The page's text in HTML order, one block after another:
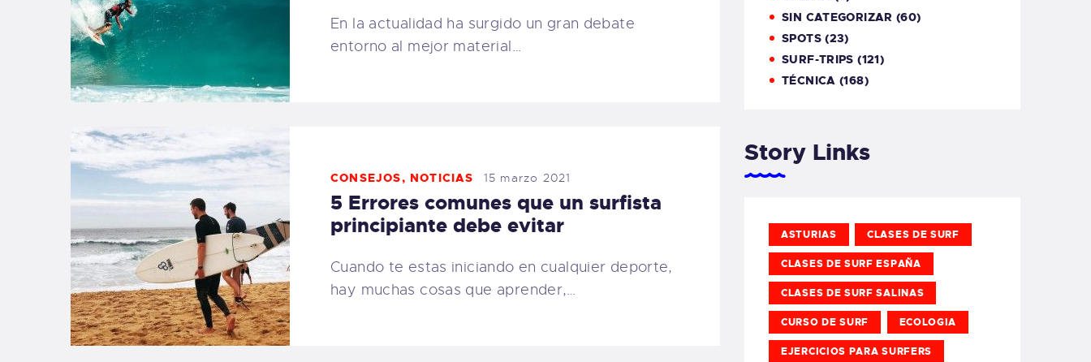
En la actualidad ha surgido un gran debate
entorno al mejor material…
CONSEJOS, NOTICIAS 15 marzo 2021
5 Errores comunes que un surfista
principiante debe evitar
Cuando te estas iniciando en cualquier deporte,
hay muchas cosas que aprender,…
SIN CATEGORIZAR (60)
SPOTS(23)
SURF-TRIPS (121)
TÉCNICA (168)
Story Links
ASTURIAS CLASES DE SURF
CLASES DE SURF ESPAÑA
CLASES DE SURF SALINAS
CURSO DE SURF ECOLOGIA
EJERCICIOS PARA SURFERS